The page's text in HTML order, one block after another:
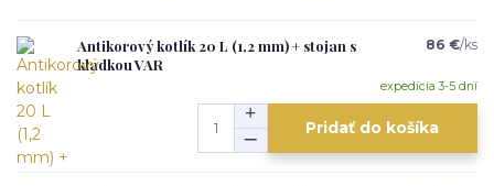
Antikorový kotlík 20 L (1,2 mm) + stojan s
kladkou VAR
86 €/ks
expedícia 3-5 dní
Pridať do košíka